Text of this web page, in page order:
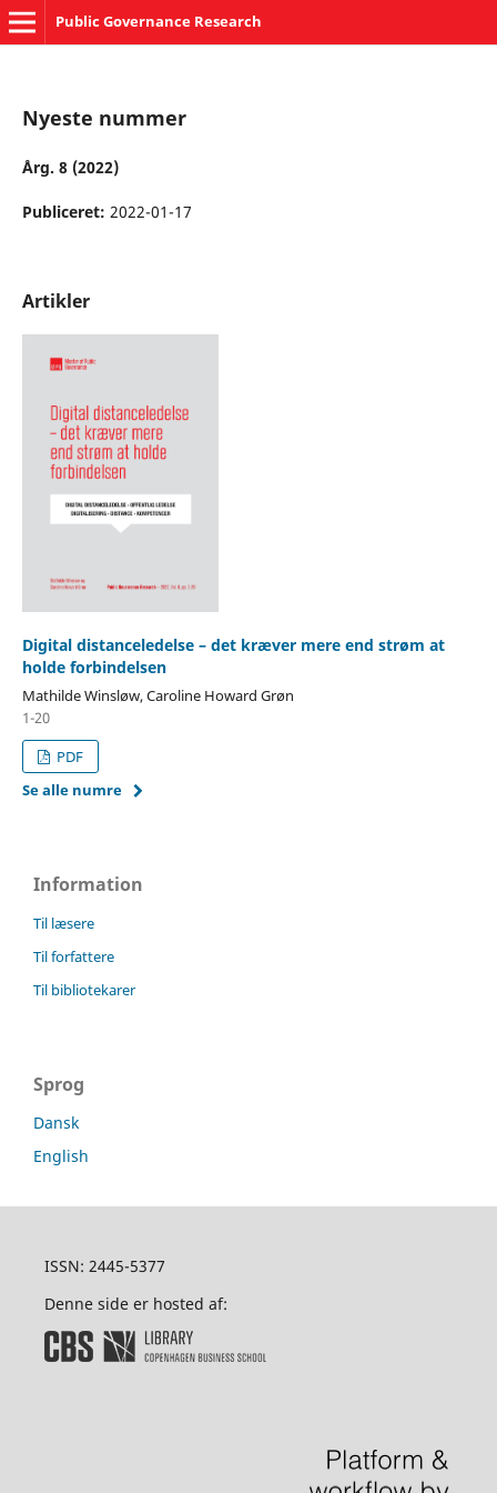
Public Governance Research
Nyeste nummer
Årg. 8 (2022)
Publiceret: 2022-01-17
Artikler
Digital distanceledelse – det kræver mere end strøm at
holde forbindelsen
Mathilde Winsløw, Caroline Howard Grøn
1-20
PDF
Se alle numre
Information
Til læsere
Til forfattere
Til bibliotekarer
Sprog
Dansk
English
ISSN: 2445-5377
Denne side er hosted af: